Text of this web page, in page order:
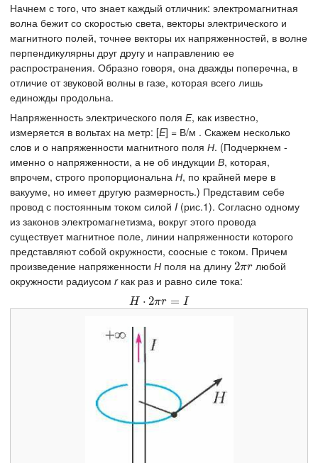
Начнем с того, что знает каждый отличник: электромагнитная
волна бежит со скоростью света, векторы электрического и
магнитного полей, точнее векторы их напряженностей, в волне
перпендикулярны друг другу и направлению ее
распространения. Образно говоря, она дважды поперечна, в
отличие от звуковой волны в газе, которая всего лишь
единожды продольна.
Напряженность электрического поля Е, как известно,
измеряется в вольтах на метр: [E] = В/м . Скажем несколько
слов и о напряженности магнитного поля Н. (Подчеркнем -
именно о напряженности, а не об индукции В, которая,
впрочем, строго пропорциональна Н, по крайней мере в
вакууме, но имеет другую размерность.) Представим себе
провод с постоянным током силой I (рис.1). Согласно одному
из законов электромагнетизма, вокруг этого провода
существует магнитное поле, линии напряженности которого
представляют собой окружности, соосные с током. Причем
произведение напряженности Н поля на длину 2πr
2πr любой
окружности радиусом rкак раз и равно силе тока:
H ⋅ 2πr = I
H⋅2πr=I